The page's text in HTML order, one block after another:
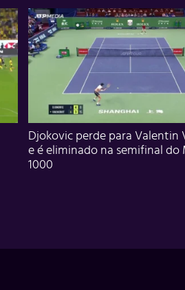
Djokovic perde para Valentin
e é eliminado na semifinal do
1000